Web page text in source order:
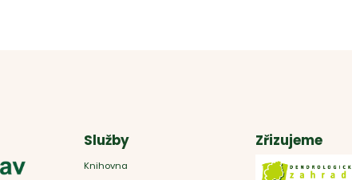
Služby
Knihovna
Zřizujeme